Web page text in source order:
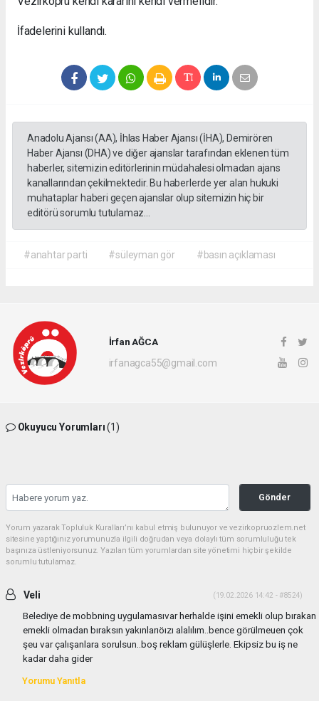
İfadelerini kullandı.
Anadolu Ajansı (AA), İhlas Haber Ajansı (İHA), Demirören
Haber Ajansı (DHA) ve diğer ajanslar tarafından eklenen tüm
haberler, sitemizin editörlerinin müdahalesi olmadan ajans
kanallarından çekilmektedir. Bu haberlerde yer alan hukuki
muhataplar haberi geçen ajanslar olup sitemizin hiç bir
editörü sorumlu tutulamaz...
#anahtar parti #süleyman gör #basın açıklaması
İrfan AĞCA
irfanagca55@gmail.com
Okuyucu Yorumları(1)
Gönder
Yorum yazarak Topluluk Kuralları’nı kabul etmiş bulunuyor ve vezirkopruozlem.net
sitesine yaptığınız yorumunuzla ilgili doğrudan veya dolaylı tüm sorumluluğu tek
başınıza üstleniyorsunuz. Yazılan tüm yorumlardan site yönetimi hiçbir şekilde
sorumlu tutulamaz.
Veli (19.02.2026 14:42 - #8524)
Belediye de mobbning uygulamasıvar herhalde işini emekli olup bırakan
emekli olmadan bıraksın yakınlarıöızı alalılım..bence görülmeuen çok
şeu var çalışanlara sorulsun..boş reklam gülüşlerle. Ekipsiz bu iş ne
kadar daha gider
Yorumu Yanıtla